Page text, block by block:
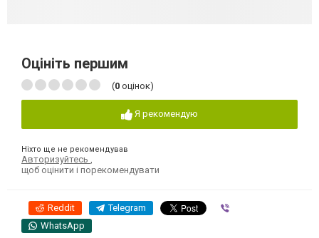
Оцініть першим
(0 оцінок)
Я рекомендую
Ніхто ще не рекомендував
Авторизуйтесь
щоб оцінити і порекомендувати
Reddit Telegram
WhatsApp